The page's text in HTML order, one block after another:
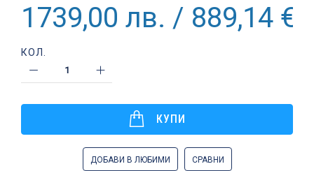
1739,00 лв. / 889,14 €
КОЛ.
КУПИ
ДОБАВИ В ЛЮБИМИ СРАВНИ